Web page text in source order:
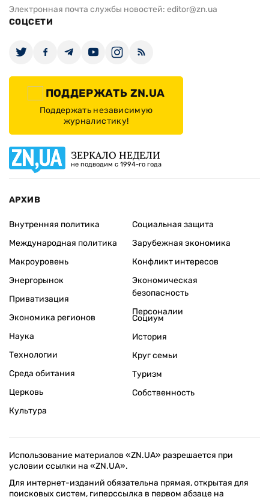
Электронная почта службы новостей: editor@zn.ua
СОЦСЕТИ
ПОДДЕРЖАТЬ ZN.UA
Поддержать независимую
журналистику!
ЗЕРКАЛО НЕДЕЛИ
не подводим с 1994-го года
АРХИВ
Внутренняя политика
Международная политика
Макроуровень
Энергорынок
Приватизация
Экономика регионов
Социальная защита
Зарубежная экономика
Конфликт интересов
Экономическая
безопасность
Персоналии
Наука
Технологии
Среда обитания
Церковь
Культура
Социум
История
Круг семьи
Туризм
Собственность
Использование материалов «ZN.UA» разрешается при
условии ссылки на «ZN.UA».
Для интернет-изданий обязательна прямая, открытая для
поисковых систем, гиперссылка в первом абзаце на